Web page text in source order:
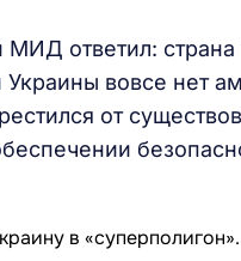
МИД ответил:
Украины вовсе нет
от